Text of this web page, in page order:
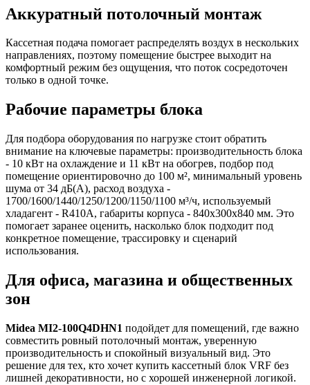
Аккуратный потолочный монтаж
Кассетная подача помогает распределять воздух в нескольких
направлениях, поэтому помещение быстрее выходит на
комфортный режим без ощущения, что поток сосредоточен
только в одной точке.
Рабочие параметры блока
Для подбора оборудования по нагрузке стоит обратить
внимание на ключевые параметры: производительность блока
- 10 кВт на охлаждение и 11 кВт на обогрев, подбор под
помещение ориентировочно до 100 м², минимальный уровень
шума от 34 дБ(А), расход воздуха -
1700/1600/1440/1250/1200/1150/1100 м³/ч, используемый
хладагент - R410A, габариты корпуса - 840x300x840 мм. Это
помогает заранее оценить, насколько блок подходит под
конкретное помещение, трассировку и сценарий
использования.
Для офиса, магазина и общественных
зон
Midea MI2-100Q4DHN1 подойдет для помещений, где важно
совместить ровный потолочный монтаж, уверенную
производительность и спокойный визуальный вид. Это
решение для тех, кто хочет купить кассетный блок VRF без
лишней декоративности, но с хорошей инженерной логикой.